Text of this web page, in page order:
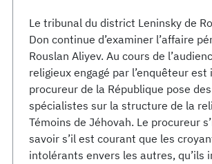
Le tribunal du district Leninsky de
Don continue d’examiner l’affaire
Rouslan Aliyev. Au cours de
religieux engagé par l’enquêteur est
procureur de la République pose
spécialistes sur la structure de la
Témoins de Jéhovah. Le procureur
savoir s’il est courant que les
intolérants envers les autres, qu’ils